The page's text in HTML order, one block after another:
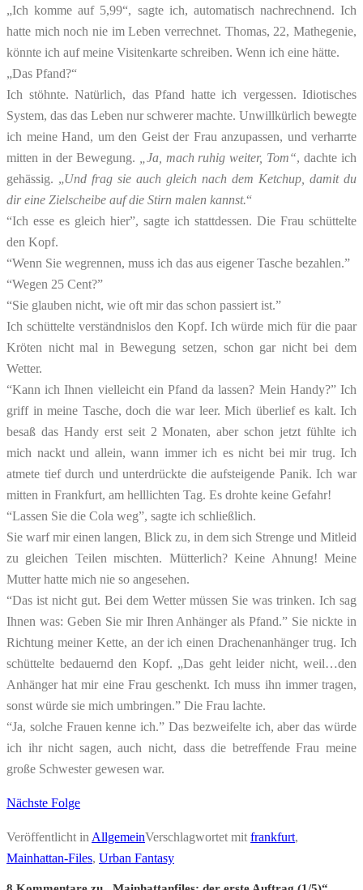
„Ich komme auf 5,99“, sagte ich, automatisch nachrechnend. Ich
hatte mich noch nie im Leben verrechnet. Thomas, 22, Mathegenie,
könnte ich auf meine Visitenkarte schreiben. Wenn ich eine hätte.
„Das Pfand?“
Ich stöhnte. Natürlich, das Pfand hatte ich vergessen. Idiotisches
System, das das Leben nur schwerer machte. Unwillkürlich bewegte
ich meine Hand, um den Geist der Frau anzupassen, und verharrte
mitten in der Bewegung.
Ja, mach ruhig weiter, Tom“, dachte ich
gehässig. „Und frag sie auch gleich nach dem Ketchup, damit du
dir eine Zielscheibe auf die Stirn malen kannst.“
“Ich esse es gleich hier”, sagte ich stattdessen. Die Frau schüttelte
den Kopf.
“Wenn Sie wegrennen, muss ich das aus eigener Tasche bezahlen.”
“Wegen 25 Cent?”
“Sie glauben nicht, wie oft mir das schon passiert ist.”
Ich schüttelte verständnislos den Kopf. Ich würde mich für die paar
Kröten nicht mal in Bewegung setzen, schon gar nicht bei dem
Wetter.
“Kann ich Ihnen vielleicht ein Pfand da lassen? Mein Handy?” Ich
griff in meine Tasche, doch die war leer. Mich überlief es kalt. Ich
besaß das Handy erst seit 2 Monaten, aber schon jetzt fühlte ich
mich nackt und allein, wann immer ich es nicht bei mir trug. Ich
atmete tief durch und unterdrückte die aufsteigende Panik. Ich war
mitten in Frankfurt, am helllichten Tag. Es drohte keine Gefahr!
“Lassen Sie die Cola weg”, sagte ich schließlich.
Sie warf mir einen langen, Blick zu, in dem sich Strenge und Mitleid
zu gleichen Teilen mischten. Mütterlich? Keine Ahnung! Meine
Mutter hatte mich nie so angesehen.
“Das ist nicht gut. Bei dem Wetter müssen Sie was trinken. Ich sag
Ihnen was: Geben Sie mir Ihren Anhänger als Pfand.” Sie nickte in
Richtung meiner Kette, an der ich einen Drachenanhänger trug. Ich
schüttelte bedauernd den Kopf. „Das geht leider nicht, weil…den
Anhänger hat mir eine Frau geschenkt. Ich muss ihn immer tragen,
sonst würde sie mich umbringen.” Die Frau lachte.
“Ja, solche Frauen kenne ich.” Das bezweifelte ich, aber das würde
ich ihr nicht sagen, auch nicht, dass die betreffende Frau meine
große Schwester gewesen war.
Nächste Folge
Veröffentlicht in AllgemeinVerschlagwortet mit frankfurt,
Mainhattan-Files, Urban Fantasy